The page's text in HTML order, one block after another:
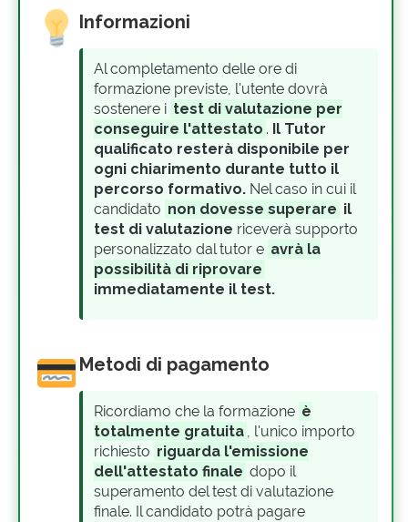
Informazioni
Al completamento delle ore di
formazione previste, l'utente dovrà
sostenere i test di valutazione per
conseguire l'attestato . Il Tutor
qualificato resterà disponibile per
ogni chiarimento durante tutto il
percorso formativo. Nel caso in cui il
candidato non dovesse superare il
test di valutazione riceverà supporto
personalizzato dal tutor e avrà la
possibilità di riprovare
immediatamente il test.
Metodi di pagamento
Ricordiamo che la formazione è
totalmente gratuita , l'unico importo
richiesto riguarda l'emissione
dell'attestato finale dopo il
superamento del test di valutazione
finale. Il candidato potrà pagare